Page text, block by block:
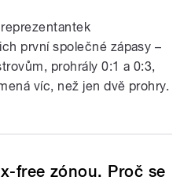
první společné zápasy –
prohrály 0:1 a 0:3,
víc, než jen dvě prohry.
free zónou. Proč se